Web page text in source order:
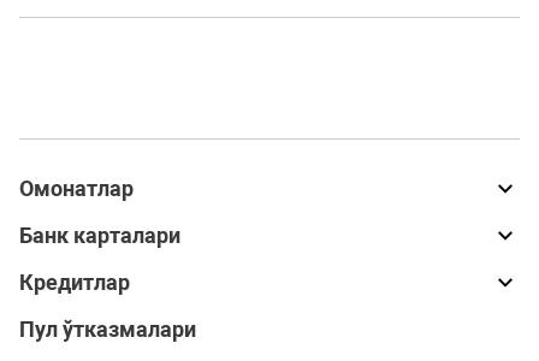
Омонатлар
Банк карталари
Кредитлар
Пул ўтказмалари